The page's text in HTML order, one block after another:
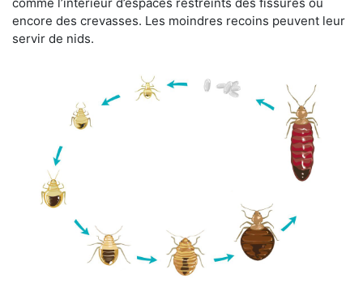
encore des crevasses. Les moindres recoins peuvent leur
servir de nids.